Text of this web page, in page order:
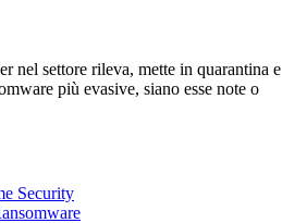
nel settore rileva, mette in quarantina e
più evasive, siano esse note o
Security